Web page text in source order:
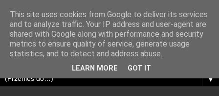
▼
This site uses cookies from Google to deliver its services
and to analyze traffic. Your IP address and user-agent are
shared with Google along with performance and security
metrics to ensure quality of service, generate usage
statistics, and to detect and address abuse.
LEARN MORE GOT IT